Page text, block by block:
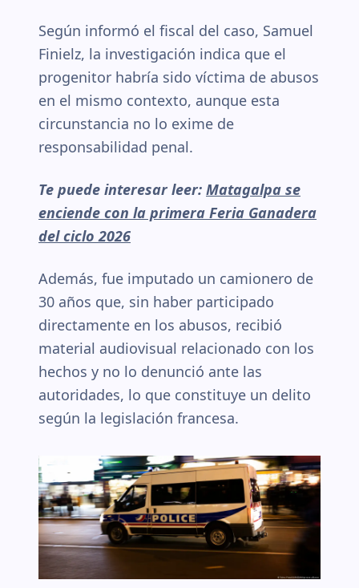
Según informó el fiscal del caso, Samuel
Finielz, la investigación indica que el
progenitor habría sido víctima de abusos
en el mismo contexto, aunque esta
circunstancia no lo exime de
responsabilidad penal.
Te puede interesar leer: Matagalpa se
enciende con la primera Feria Ganadera
del ciclo 2026
Además, fue imputado un camionero de
30 años que, sin haber participado
directamente en los abusos, recibió
material audiovisual relacionado con los
hechos y no lo denunció ante las
autoridades, lo que constituye un delito
según la legislación francesa.